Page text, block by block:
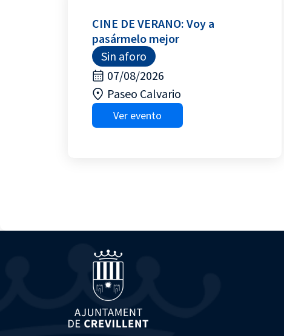
CINE DE VERANO: Voy a
pasármelo mejor
Sin aforo
07/08/2026
Paseo Calvario
Ver evento